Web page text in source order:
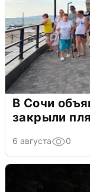
В Сочи
закрыли
6 августа 0